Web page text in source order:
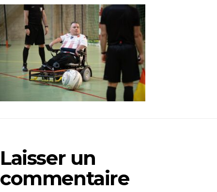
Laisser un
commentaire